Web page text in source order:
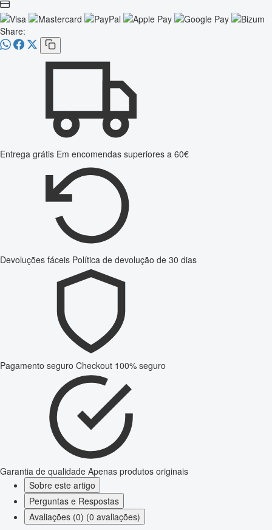
Share:
Entrega grátis Em encomendas superiores a 60€
Devoluções fáceis Política de devolução de 30 dias
Pagamento seguro Checkout 100% seguro
Garantia de qualidade Apenas produtos originais
Sobre este artigo
Perguntas e Respostas
Avaliações (0) (0 avaliações)